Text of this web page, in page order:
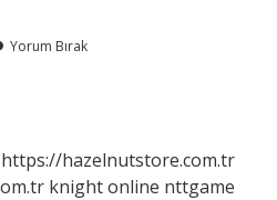
Yorum Bırak
https://hazelnutstore.com.tr
knight online nttgame